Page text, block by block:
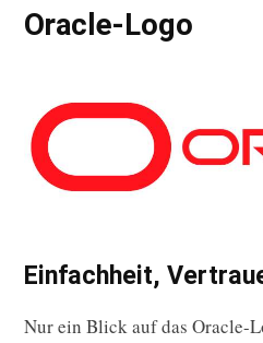
Oracle-Logo
Einfachheit,
Nur ein Blick auf das Oracle-